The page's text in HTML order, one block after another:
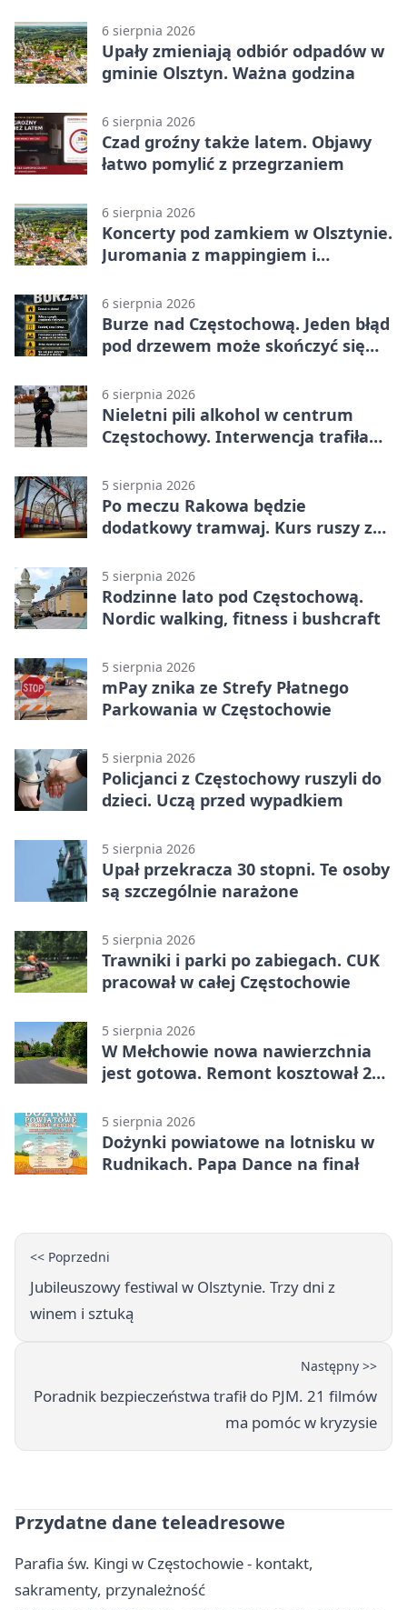
6 sierpnia 2026
Upały zmieniają odbiór odpadów w
gminie Olsztyn. Ważna godzina
6 sierpnia 2026
Czad groźny także latem. Objawy
łatwo pomylić z przegrzaniem
6 sierpnia 2026
Koncerty pod zamkiem w Olsztynie.
Juromania z mappingiem i
6 sierpnia 2026
Burze nad Częstochową. Jeden błąd
pod drzewem może skończyć się
6 sierpnia 2026
Nieletni pili alkohol w centrum
Częstochowy. Interwencja trafiła
5 sierpnia 2026
Po meczu Rakowa będzie
dodatkowy tramwaj. Kurs ruszy ze
5 sierpnia 2026
Rodzinne lato pod Częstochową.
Nordic walking, fitness i bushcraft
5 sierpnia 2026
mPay znika ze Strefy Płatnego
Parkowania w Częstochowie
5 sierpnia 2026
Policjanci z Częstochowy ruszyli do
dzieci. Uczą przed wypadkiem
5 sierpnia 2026
Upał przekracza 30 stopni. Te osoby
są szczególnie narażone
5 sierpnia 2026
Trawniki i parki po zabiegach. CUK
pracował w całej Częstochowie
5 sierpnia 2026
W Mełchowie nowa nawierzchnia
jest gotowa. Remont kosztował 222
5 sierpnia 2026
Dożynki powiatowe na lotnisku w
Rudnikach. Papa Dance na finał
<< Poprzedni
Jubileuszowy festiwal w Olsztynie. Trzy dni z
winem i sztuką
Następny >>
Poradnik bezpieczeństwa trafił do PJM. 21 filmów
ma pomóc w kryzysie
Przydatne dane teleadresowe
Parafia św. Kingi w Częstochowie - kontakt,
sakramenty, przynależność